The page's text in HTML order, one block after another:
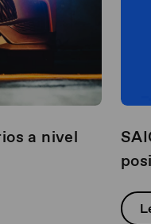
a nivel